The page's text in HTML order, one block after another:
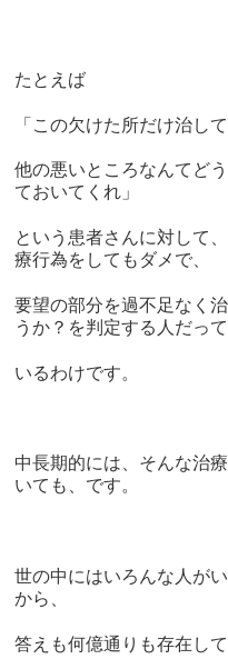
たとえば
「この欠けた所だけ治し
他の悪いところなんてど
ておいてくれ」
という患者さんに対して
療行為をしてもダメで、
要望の部分を過不足なく
うか？を判定する人だって
いるわけです。
中長期的には、そんな治
いても、です。
世の中にはいろんな人が
から、
答えも何億通りも存在して